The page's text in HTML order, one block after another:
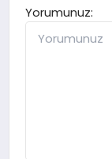
Yorumunuz: